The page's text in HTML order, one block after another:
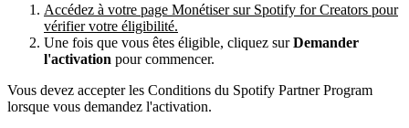
Accédez à votre page Monétiser sur Spotify for Creators pour
vérifier votre éligibilité.
Une fois que vous êtes éligible, cliquez surDemander
l'activation pour commencer.
Vous devez accepter les Conditions du Spotify Partner Program
lorsque vous demandez l'activation.